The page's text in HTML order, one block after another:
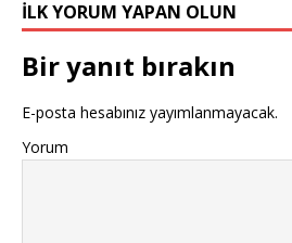
İLK YORUM YAPAN OLUN
Bir yanıt bırakın
E-posta hesabınız yayımlanmayacak.
Yorum